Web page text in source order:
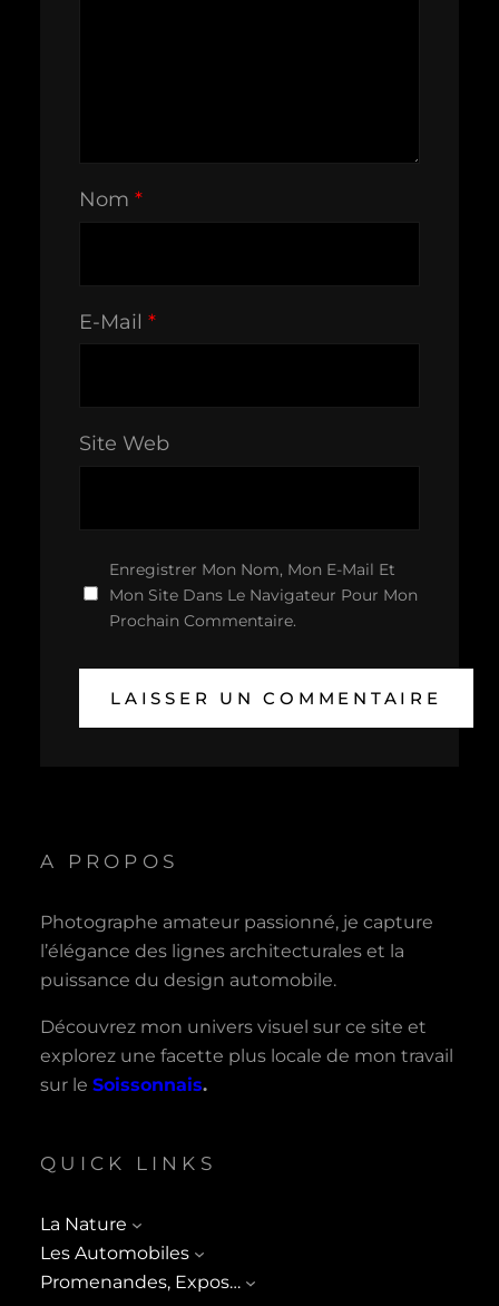
Nom *
E-Mail *
Site Web
Enregistrer Mon Nom, Mon E-Mail Et
Mon Site Dans Le Navigateur Pour Mon
Prochain Commentaire.
A PROPOS
Photographe amateur passionné, je capture
l’élégance des lignes architecturales et la
puissance du design automobile.
Découvrez mon univers visuel sur ce site et
explorez une facette plus locale de mon travail
sur le Soissonnais.
QUICK LINKS
La Nature
Les Automobiles
Promenandes, Expos…